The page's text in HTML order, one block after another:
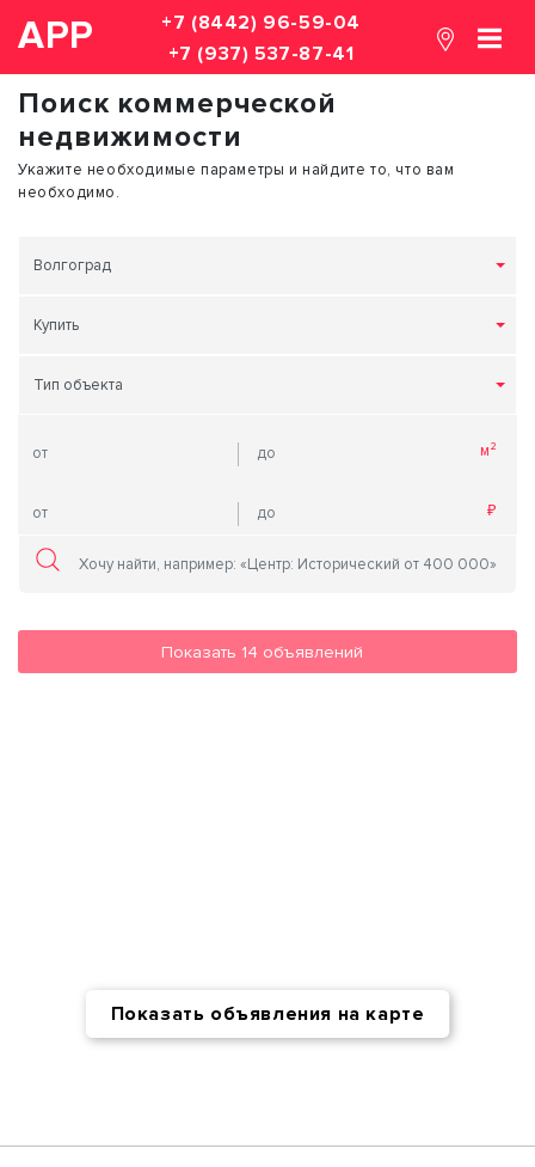
АРР
+7 (8442) 96-59-04
+7 (937) 537-87-41
Поиск коммерческой
недвижимости
Укажите необходимые параметры и найдите то, что вам
необходимо.
Волгоград
Купить
Тип объекта
Показать 14 объявлений
Показать объявления на карте